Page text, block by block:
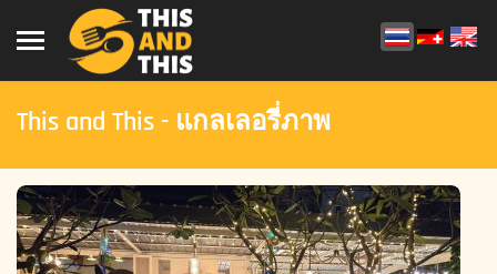
This and This - แกลเลอรี่ภาพ